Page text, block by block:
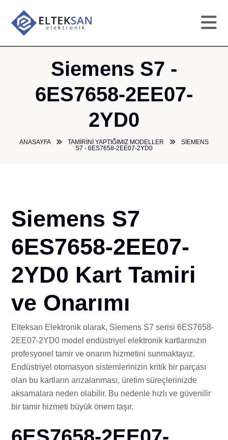
Siemens S7 -
6ES7658-2EE07-
2YD0
ANASAYFA TAMIRINI YAPTIĞIMIZ MODELLER
SIEMENS
S7 - 6ES7658-2EE07-2YD0
Siemens S7
6ES7658-2EE07-
2YD0 Kart Tamiri
ve Onarımı
Elteksan Elektronik olarak, Siemens S7 serisi 6ES7658-
2EE07-2YD0 model endüstriyel elektronik kartlarınızın
profesyonel tamir ve onarım hizmetini sunmaktayız.
Endüstriyel otomasyon sistemlerinizin kritik bir parçası
olan bu kartların arızalanması, üretim süreçlerinizde
aksamalara neden olabilir. Bu nedenle hızlı ve güvenilir
bir tamir hizmeti büyük önem taşır.